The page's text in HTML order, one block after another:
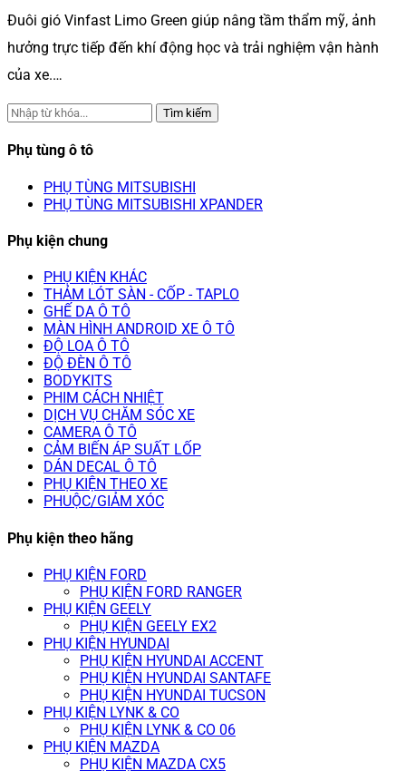
Đuôi gió Vinfast Limo Green giúp nâng tầm thẩm mỹ, ảnh
hưởng trực tiếp đến khí động học và trải nghiệm vận hành
của xe.…
Tìm kiếm
Phụ tùng ô tô
PHỤ TÙNG MITSUBISHI
PHỤ TÙNG MITSUBISHI XPANDER
Phụ kiện chung
PHỤ KIỆN KHÁC
THẢM LÓT SÀN - CỐP - TAPLO
GHẾ DA Ô TÔ
MÀN HÌNH ANDROID XE Ô TÔ
ĐỘ LOA Ô TÔ
ĐỘ ĐÈN Ô TÔ
BODYKITS
PHIM CÁCH NHIỆT
DỊCH VỤ CHĂM SÓC XE
CAMERA Ô TÔ
CẢM BIẾN ÁP SUẤT LỐP
DÁN DECAL Ô TÔ
PHỤ KIỆN THEO XE
PHUỘC/GIẢM XÓC
Phụ kiện theo hãng
PHỤ KIỆN FORD
PHỤ KIỆN FORD RANGER
PHỤ KIỆN GEELY
PHỤ KIỆN GEELY EX2
PHỤ KIỆN HYUNDAI
PHỤ KIỆN HYUNDAI ACCENT
PHỤ KIỆN HYUNDAI SANTAFE
PHỤ KIỆN HYUNDAI TUCSON
PHỤ KIỆN LYNK & CO
PHỤ KIỆN LYNK & CO 06
PHỤ KIỆN MAZDA
PHỤ KIỆN MAZDA CX5